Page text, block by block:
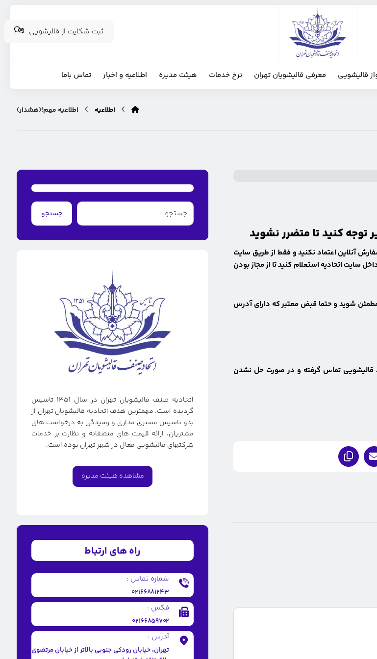
ثبت شکایت از قالیشویی
قالیشویی معرفی قالیشویان تهران نرخ خدمات هیئت مدیره اطلاعیه و اخبار تماس باما
اطلاعیه اطلاعیه مهم!(هشدار)
کنید تا متضرر نشوید
آنلاین اعتماد نکنید و فقط از طریق سایت
سایت اتحادیه استعلام کنید تا از مجاز بودن
شوید و حتما قبض معتبر که دارای آدرس
حل نشدن
جستجو
اتحادیه صنف قالیشویان تهران در سال ۱۳۵۱ تاسیس
گردیده است. مهمترین هدف اتحادیه قالیشویان تهران از
بدو تاسیس مشتری مداری و رسیدگی به درخواست های
مشتریان، ارائه قیمت های منصفانه و نظارت بر خدمات
شرکتهای قالیشویی فعال در شهر تهران بوده است.
مشاهده هیئت مدیره
راه های ارتباط
شماره تماس :
۰۲۱۶۶۸۸۱۲۴۳
فکس :
۰۲۱۶۶۸۵۹۷۰۲
آدرس :
تهران، خیابان رودکی جنوبی بالاتر از خیابان مرتضوی